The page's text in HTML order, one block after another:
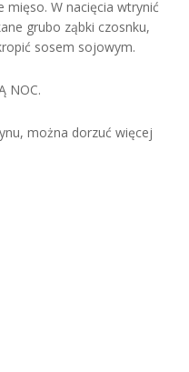
mięso. W nacięcia wtrynić
grubo ząbki czosnku,
sosem sojowym.
NOC.
można dorzuć więcej